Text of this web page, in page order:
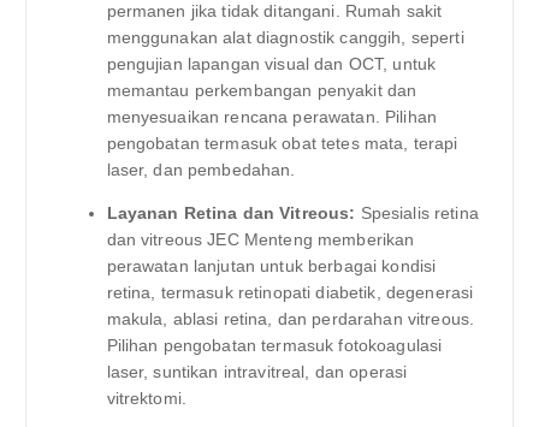
permanen jika tidak ditangani. Rumah sakit
menggunakan alat diagnostik canggih, seperti
pengujian lapangan visual dan OCT, untuk
memantau perkembangan penyakit dan
menyesuaikan rencana perawatan. Pilihan
pengobatan termasuk obat tetes mata, terapi
laser, dan pembedahan.
Layanan Retina dan Vitreous: Spesialis retina
dan vitreous JEC Menteng memberikan
perawatan lanjutan untuk berbagai kondisi
retina, termasuk retinopati diabetik, degenerasi
makula, ablasi retina, dan perdarahan vitreous.
Pilihan pengobatan termasuk fotokoagulasi
laser, suntikan intravitreal, dan operasi
vitrektomi.